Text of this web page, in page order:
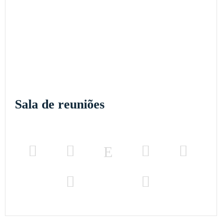
Sala de reuniões